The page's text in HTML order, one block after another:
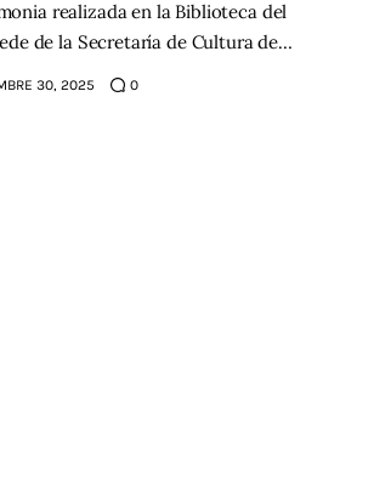
realizada en la Biblioteca del
de la Secretaría de Cultura de…
30, 2025 0